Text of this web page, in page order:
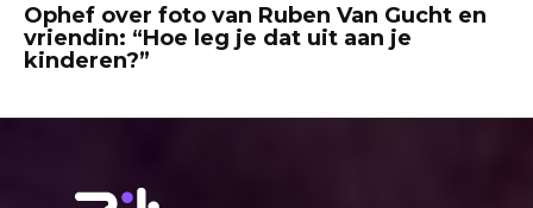
Ophef over foto van Ruben Van Gucht en
vriendin: “Hoe leg je dat uit aan je
kinderen?”